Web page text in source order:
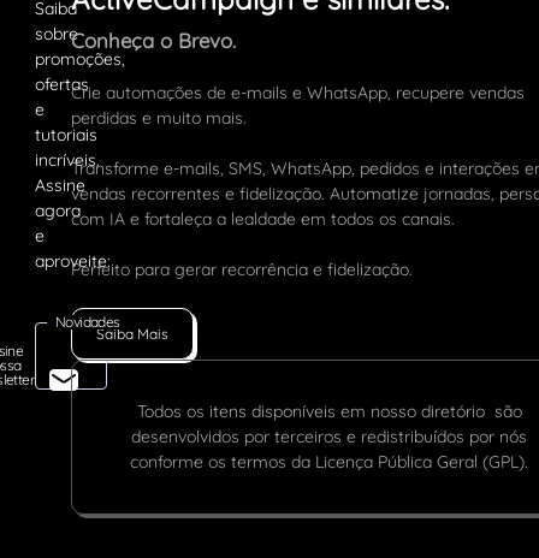
Novidades
Conheça o Brevo.
Crie automações de e-mails e WhatsApp, recupere vendas
perdidas e muito mais.
Transforme e-mails, SMS, WhatsApp, pedidos e interações
vendas recorrentes e fidelização. Automatize jornadas,
com IA e fortaleça a lealdade em todos os canais.
Perfeito para gerar recorrência e fidelização.
Saiba Mais
Todos os itens disponíveis em nosso diretório são
desenvolvidos por terceiros e redistribuídos por nós
conforme os termos da Licença Pública Geral (GPL).